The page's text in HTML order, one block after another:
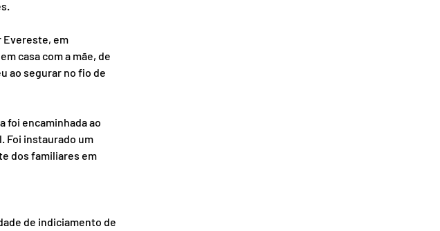
Evereste, em
casa com a mãe, de
ao segurar no fio de
foi encaminhada ao
Foi instaurado um
dos familiares em
de indiciamento de